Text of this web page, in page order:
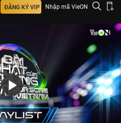
ĐĂNG KÝ VIP Nhập mã VieON